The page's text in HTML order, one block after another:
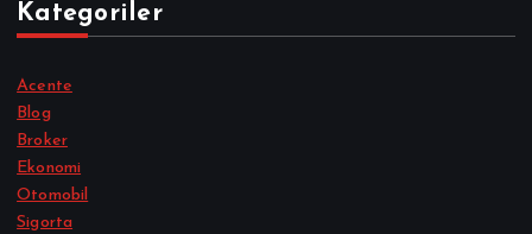
Kategoriler
Acente
Blog
Broker
Ekonomi
Otomobil
Sigorta